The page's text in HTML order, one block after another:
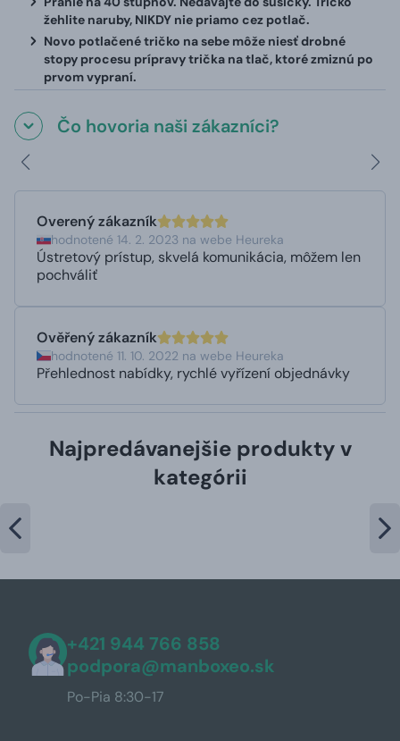
žehlite naruby, NIKDY nie priamo cez potlač.
Novo potlačené tričko na sebe môže niesť drobné
stopy procesu prípravy trička na tlač, ktoré zmiznú po
prvom vypraní.
Čo hovoria naši zákazníci?
Overený zákazník
hodnotené 14. 2. 2023 na webe Heureka
Ústretový prístup, skvelá komunikácia, môžem len
pochváliť
Ověřený zákazník
hodnotené 11. 10. 2022 na webe Heureka
Přehlednost nabídky, rychlé vyřízení objednávky
Najpredávanejšie produkty v
kategórii
+421 944 766 858
podpora@manboxeo.sk
Po-Pia 8:30-17